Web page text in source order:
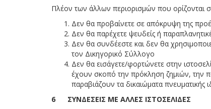
Πλέον των άλλων περιορισμών που ορίζονται
Δεν θα προβαίνετε σε απόκρυψη της
Δεν θα παρέχετε ψευδείς ή
Δεν θα συνδέεστε και δεν θα
τον Δικηγορικό Σύλλογο
Δεν θα εισάγετε/φορτώνετε στην
έχουν σκοπό την πρόκληση ζημιών, την
παραβιάζουν τα δικαιώματα πνευματικής
6 ΣΥΝΔΕΣΕΙΣ ΜΕ ΑΛΛΕΣ ΙΣΤΟΣΕΛΙΔΕΣ